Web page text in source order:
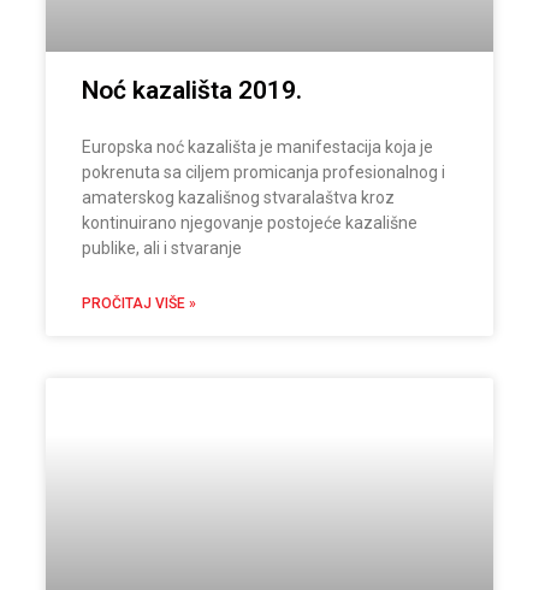
Noć kazališta 2019.
Europska noć kazališta je manifestacija koja je
pokrenuta sa ciljem promicanja profesionalnog i
amaterskog kazališnog stvaralaštva kroz
kontinuirano njegovanje postojeće kazališne
publike, ali i stvaranje
PROČITAJ VIŠE »